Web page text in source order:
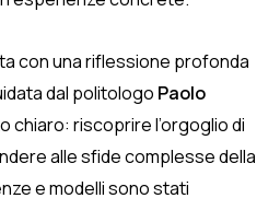
con una riflessione profonda
dal politologo Paolo
chiaro: riscoprire l’orgoglio di
alle sfide complesse della
e modelli sono stati